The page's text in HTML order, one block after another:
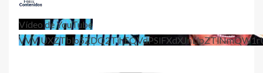
Vídeo de YouTube